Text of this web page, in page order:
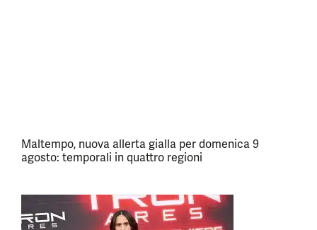
Maltempo, nuova allerta gialla per domenica 9
agosto: temporali in quattro regioni